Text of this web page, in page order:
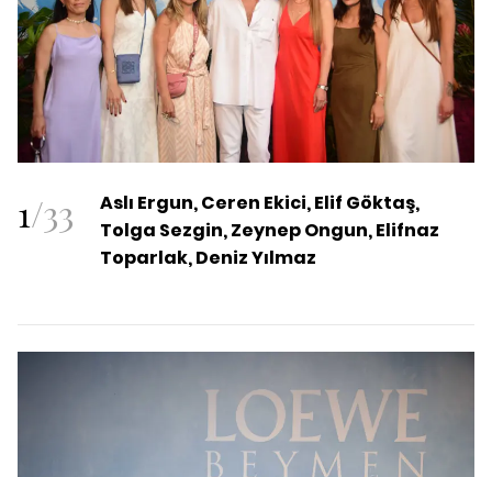
1/33
Aslı Ergun, Ceren Ekici, Elif Göktaş,
Tolga Sezgin, Zeynep Ongun, Elifnaz
Toparlak, Deniz Yılmaz